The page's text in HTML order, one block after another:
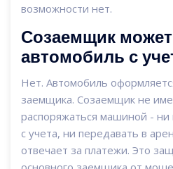
возможности нет.
Созаемщик
автомобиль с
Нет. Автомобиль
заемщика. Созаемщик не
распоряжаться машиной - ни
с учета, ни передавать в
отвечает за платежи. Это